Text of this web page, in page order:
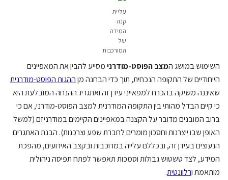
עליית
קנה
המידה
של
המורכבות
השימוש במושג המצב הפוסט-מודרנימסייע להבין את המאפיינים
הייחודיים של התקופה הנכחית, תוך כדי הבחנה מןההגות הפוסט-מודרנית
שאיננה משיקה בהכרח למפאייני עידן זה ואתגריו. ההנחה המובלעת היא
כי קיים הבדל מהותי בין התקופה המודרנית למצב הפוסט-מודרני, אם כי
ברוב המובנים מדובר על הקצנה במאפיינים הקיימים במודרניזם (למשל
האופן שבו ייצרנות וחסכון מומרים לחברת שפע וצרכנות). הבנת האתגרים
הנעוצים בעידן זה, ובכללם עלייה במרוכבות ובקצב האירועים, מהפכת
המידע, לצד טשטוש גבולות וסמכות תאפשר לפתח תפיסה ניהולית
מותאמת ורלוונטית.